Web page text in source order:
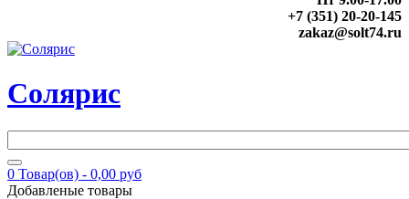
+7 (351) 20-20-145
zakaz@solt74.ru
Солярис
0 Товар(ов) - 0,00 руб
Добавленые товары